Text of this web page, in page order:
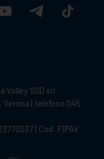
Volley SSD srl
Verona | telefono 045
| Cod. FIPAV